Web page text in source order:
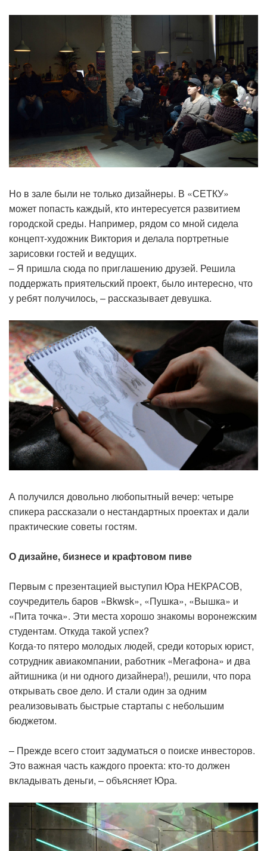
Но в зале были не только дизайнеры. В «СЕТКУ»
может попасть каждый, кто интересуется развитием
городской среды. Например, рядом со мной сидела
концепт-художник Виктория и делала портретные
зарисовки гостей и ведущих.
– Я пришла сюда по приглашению друзей. Решила
поддержать приятельский проект, было интересно, что
у ребят получилось, – рассказывает девушка.
А получился довольно любопытный вечер: четыре
спикера рассказали о нестандартных проектах и дали
практические советы гостям.
О дизайне, бизнесе и крафтовом пиве
Первым с презентацией выступил Юра НЕКРАСОВ,
соучредитель баров «Bkwsk», «Пушка», «Вышка» и
«Пита точка». Эти места хорошо знакомы воронежским
студентам. Откуда такой успех?
Когда-то пятеро молодых людей, среди которых юрист,
сотрудник авиакомпании, работник «Мегафона» и два
айтишника (и ни одного дизайнера!), решили, что пора
открывать свое дело. И стали один за одним
реализовывать быстрые стартапы с небольшим
бюджетом.
– Прежде всего стоит задуматься о поиске инвесторов.
Это важная часть каждого проекта: кто-то должен
вкладывать деньги, – объясняет Юра.